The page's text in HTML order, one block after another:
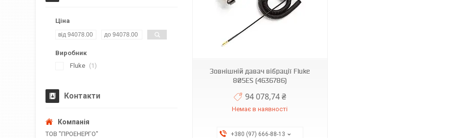
Зовнішній давач вібрації Fluke
805ES (4636786)
94 078,74 ₴
Немає в наявності
+380 (97) 666-88-13
Ціна
Виробник
Fluke
1
Контакти
ТОВ "ПРОЕНЕРГО"